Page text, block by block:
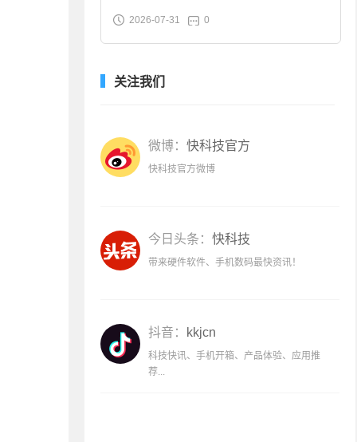
皂2斤大促
2026-07-31 0
关注我们
微博： 快科技官方
快科技官方微博
今日头条： 快科技
带来硬件软件、手机数码最快资讯！
抖音： kkjcn
科技快讯、手机开箱、产品体验、应用推
荐...